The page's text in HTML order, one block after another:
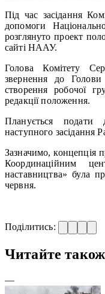
Під час засідання
допомоги
розглянуто проект
сайті НААУ.
Голова Комітету
звернення до
створення робочої
редакції положення.
Планується
наступного засідання
Зазначимо, концепція
Координаційним
наставництва» була
червня.
Поділитись:
Читайте також
—